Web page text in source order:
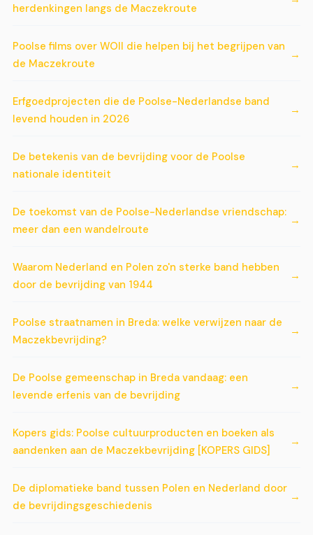
herdenkingen langs de Maczekroute
Poolse films over WOII die helpen bij het begrijpen van
de Maczekroute
Erfgoedprojecten die de Poolse-Nederlandse band
levend houden in 2026
De betekenis van de bevrijding voor de Poolse
nationale identiteit
De toekomst van de Poolse-Nederlandse vriendschap:
meer dan een wandelroute
Waarom Nederland en Polen zo'n sterke band hebben
door de bevrijding van 1944
Poolse straatnamen in Breda: welke verwijzen naar de
Maczekbevrijding?
De Poolse gemeenschap in Breda vandaag: een
levende erfenis van de bevrijding
Kopers gids: Poolse cultuurproducten en boeken als
aandenken aan de Maczekbevrijding [KOPERS GIDS]
De diplomatieke band tussen Polen en Nederland door
de bevrijdingsgeschiedenis